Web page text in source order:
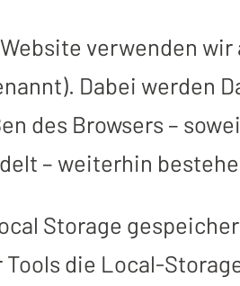
verwenden
Dabei werden
des Browsers –
– weiterhin
Storage
Tools die Local-